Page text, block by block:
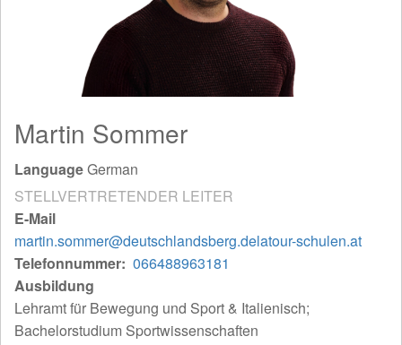
Martin Sommer
LanguageGerman
STELLVERTRETENDER LEITER
E-Mail
martin.sommer@deutschlandsberg.delatour-schulen.at
Telefonnummer 066488963181
Ausbildung
Lehramt für Bewegung und Sport & Italienisch;
Bachelorstudium Sportwissenschaften